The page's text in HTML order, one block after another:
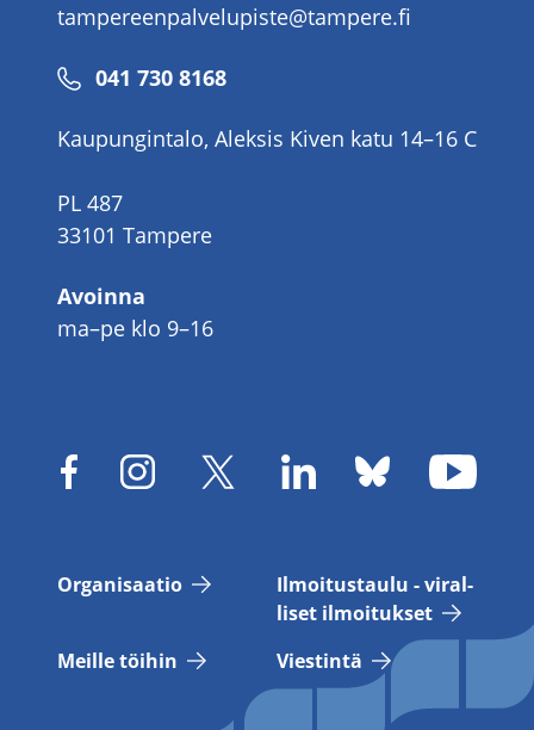
tampereenpalvelupiste@tampere.fi
Puhelinnumero
041 730 8168
Kaupungintalo, Aleksis Kiven katu 14–16 C
PL 487
33101 Tampere
Avoinna
ma–pe klo 9–16
Or­ga­ni­saa­tio
Il­moi­tus­tau­lu - vi­ral­
li­set il­moi­tuk­set
Meil­le töi­hin
Vies­tin­tä